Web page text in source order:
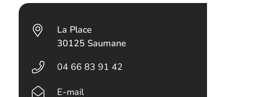
La Place
30125 Saumane
04 66 83 91 42
E-mail